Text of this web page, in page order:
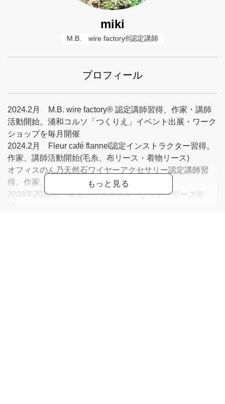
miki
M.B.　wire factory®認定講師
プロフィール
2024.2月 M.B. wire factory® 認定講師習得、作家・講師
活動開始。浦和コルソ「つくりえ」イベント出展・ワーク
ショップを毎月開催
2024.2月 Fleur café flannel認定インストラクター習得。
作家、講師活動開始(毛糸、布リース・着物リース)
オフィスのん乃天然石ワイヤーアクセサリー認定講師習
得。作家、講師活動
2024年2025年 東京クリスマスマーケット リース出